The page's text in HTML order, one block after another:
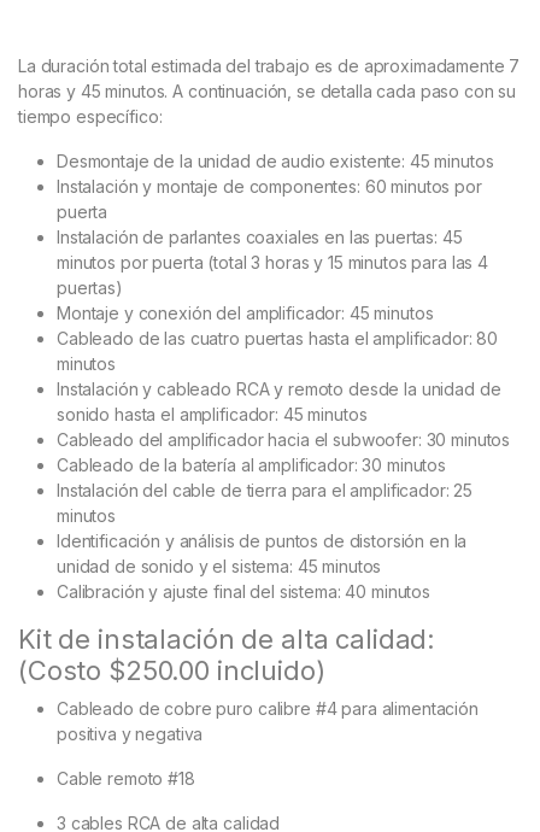
La duración total estimada del trabajo es de aproximadamente 7
horas y 45 minutos. A continuación, se detalla cada paso con su
tiempo específico:
Desmontaje de la unidad de audio existente: 45 minutos
Instalación y montaje de componentes: 60 minutos por
puerta
Instalación de parlantes coaxiales en las puertas: 45
minutos por puerta (total 3 horas y 15 minutos para las 4
puertas)
Montaje y conexión del amplificador: 45 minutos
Cableado de las cuatro puertas hasta el amplificador: 80
minutos
Instalación y cableado RCA y remoto desde la unidad de
sonido hasta el amplificador: 45 minutos
Cableado del amplificador hacia el subwoofer: 30 minutos
Cableado de la batería al amplificador: 30 minutos
Instalación del cable de tierra para el amplificador: 25
minutos
Identificación y análisis de puntos de distorsión en la
unidad de sonido y el sistema: 45 minutos
Calibración y ajuste final del sistema: 40 minutos
Kit de instalación de alta calidad:
(Costo $250.00 incluido)
Cableado de cobre puro calibre #4 para alimentación
positiva y negativa
Cable remoto #18
3 cables RCA de alta calidad